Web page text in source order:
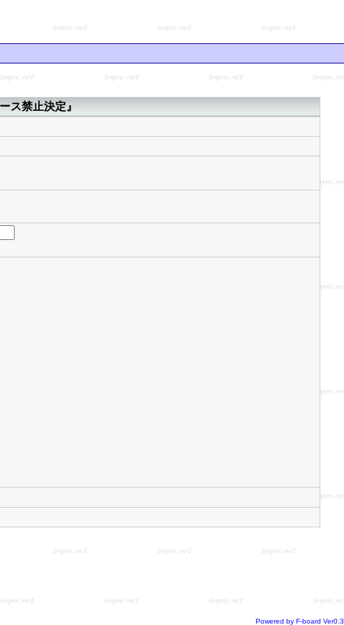
ス禁止決定』
Powered by F-board Ver0.3